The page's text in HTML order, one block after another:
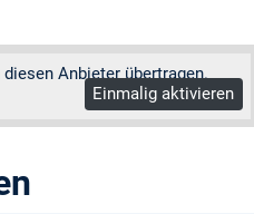
Anbieter übertragen.
Einmalig aktivieren